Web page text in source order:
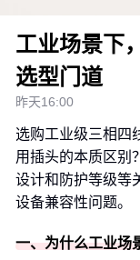
工业场景下
选型门道
昨天16:00
选购工业级三相四
用插头的本质区别
设计和防护等级等
设备兼容性问题。
一、为什么工业场